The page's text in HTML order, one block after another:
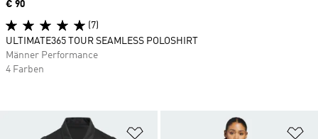
Zur Wunschliste hinzufügen
Price
€ 90
(7)
ULTIMATE365 TOUR SEAMLESS POLOSHIRT
Männer Performance
4 Farben